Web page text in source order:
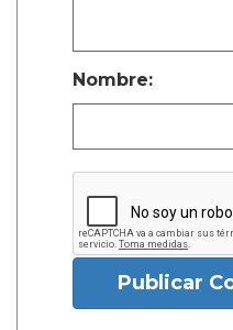
Nombre:
Publicar